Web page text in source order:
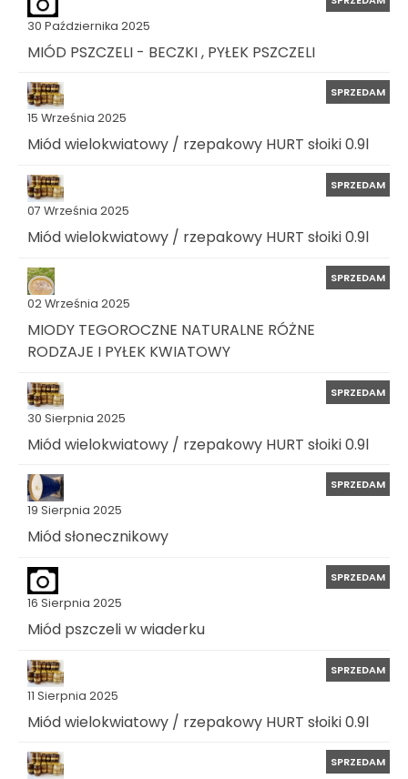
30 Października 2025
MIÓD PSZCZELI - BECZKI , PYŁEK PSZCZELI
15 Września 2025
SPRZEDAM
Miód wielokwiatowy / rzepakowy HURT słoiki 0.9l
07 Września 2025
SPRZEDAM
Miód wielokwiatowy / rzepakowy HURT słoiki 0.9l
02 Września 2025
SPRZEDAM
MIODY TEGOROCZNE NATURALNE RÓŻNE
RODZAJE I PYŁEK KWIATOWY
30 Sierpnia 2025
SPRZEDAM
Miód wielokwiatowy / rzepakowy HURT słoiki 0.9l
19 Sierpnia 2025
SPRZEDAM
Miód słonecznikowy
16 Sierpnia 2025
SPRZEDAM
Miód pszczeli w wiaderku
11 Sierpnia 2025
SPRZEDAM
Miód wielokwiatowy / rzepakowy HURT słoiki 0.9l
SPRZEDAM